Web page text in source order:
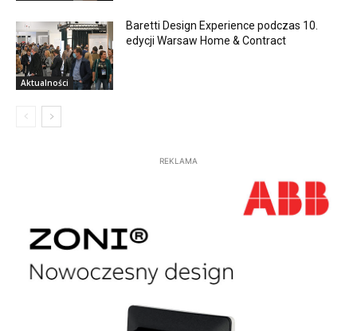
Aktualności
Baretti Design Experience podczas 10.
edycji Warsaw Home & Contract
REKLAMA